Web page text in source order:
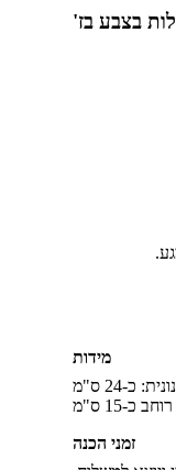
בצבע בז'
מידות
כ-24 ס"מ
זמני הכנה